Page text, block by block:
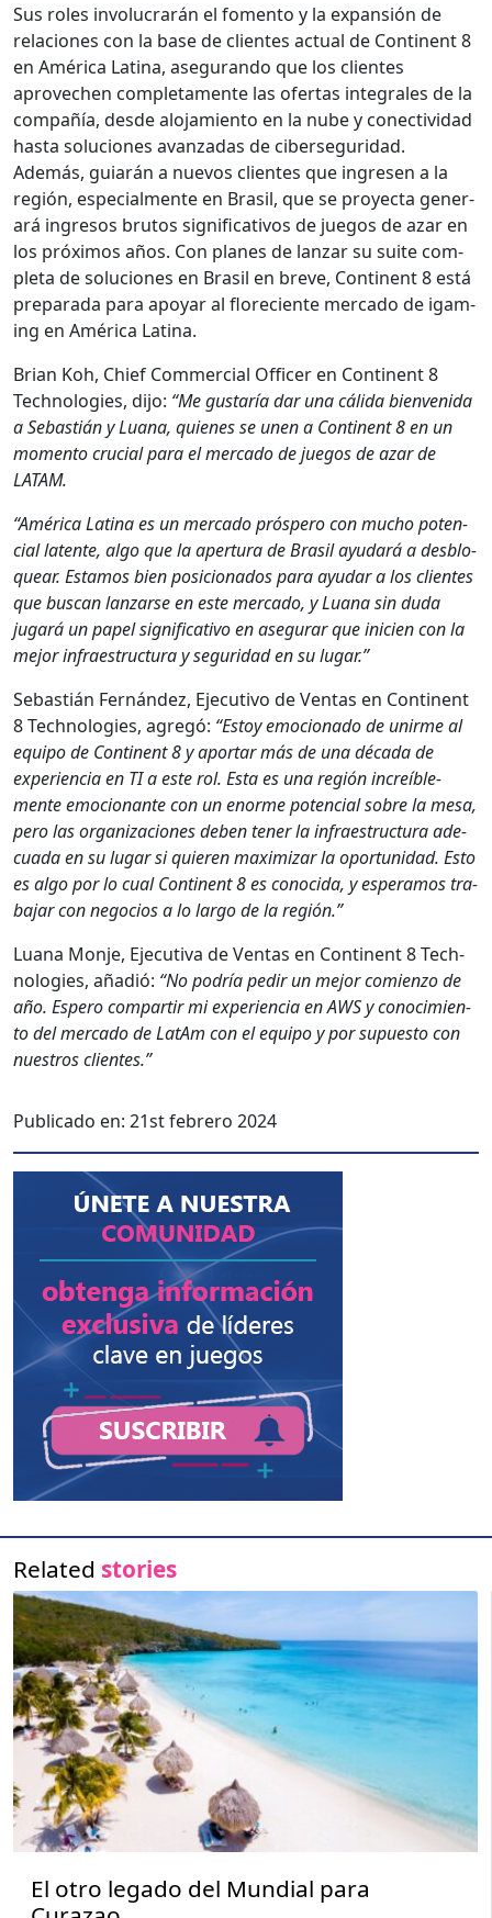
Sus roles involu­crarán el fomen­to y la expan­sión de
rela­ciones con la base de clientes actu­al de Con­ti­nent 8
en Améri­ca Lati­na, ase­gu­ran­do que los clientes
aprovechen com­ple­ta­mente las ofer­tas inte­grales de la
com­pañía, des­de alo­jamien­to en la nube y conec­tivi­dad
has­ta solu­ciones avan­zadas de ciberse­guri­dad.
Además, guiarán a nuevos clientes que ingre­sen a la
región, espe­cial­mente en Brasil, que se proyec­ta gener­
ará ingre­sos bru­tos sig­ni­fica­tivos de jue­gos de azar en
los próx­i­mos años. Con planes de lan­zar su suite com­
ple­ta de solu­ciones en Brasil en breve, Con­ti­nent 8 está
prepara­da para apo­yar al flo­re­ciente mer­ca­do de igam­
ing en Améri­ca Lati­na.
Bri­an Koh, Chief Com­mer­cial Offi­cer en Con­ti­nent 8
Tech­nolo­gies, dijo: “Me gus­taría dar una cál­i­da bien­veni­da
a Sebastián y Lua­na, quienes se unen a Con­ti­nent 8 en un
momen­to cru­cial para el mer­ca­do de jue­gos de azar de
LATAM.
“Améri­ca Lati­na es un mer­ca­do próspero con mucho poten­
cial latente, algo que la aper­tu­ra de Brasil ayu­dará a des­blo­
quear. Esta­mos bien posi­ciona­dos para ayu­dar a los clientes
que bus­can lan­zarse en este mer­ca­do, y Lua­na sin duda
jugará un papel sig­ni­fica­ti­vo en ase­gu­rar que ini­cien con la
mejor infraestruc­tura y seguri­dad en su lugar.”
Sebastián Fer­nán­dez, Ejec­u­ti­vo de Ven­tas en Con­ti­nent
8 Tech­nolo­gies, agregó: “Estoy emo­ciona­do de unirme al
equipo de Con­ti­nent 8 y apor­tar más de una déca­da de
expe­ri­en­cia en TI a este rol. Esta es una región increíble­
mente emo­cio­nante con un enorme poten­cial sobre la mesa,
pero las orga­ni­za­ciones deben ten­er la infraestruc­tura ade­
cua­da en su lugar si quieren max­i­mizar la opor­tu­nidad. Esto
es algo por lo cual Con­ti­nent 8 es cono­ci­da, y esper­amos tra­
ba­jar con nego­cios a lo largo de la región.”
Lua­na Mon­je, Ejec­u­ti­va de Ven­tas en Con­ti­nent 8 Tech­
nolo­gies, añadió: “No podría pedir un mejor comien­zo de
año. Espero com­par­tir mi expe­ri­en­cia en AWS y conocimien­
to del mer­ca­do de LatAm con el equipo y por supuesto con
nue­stros clientes.”
Publicado en: 21st febrero 2024
Related stories
El otro legado del Mundial para